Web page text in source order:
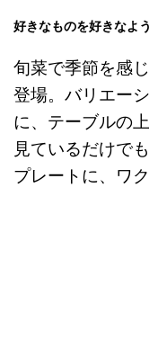
好きなものを好きなよ
旬菜で季節を感
登場。バリエー
に、テーブルの
見ているだけで
プレートに、ワ